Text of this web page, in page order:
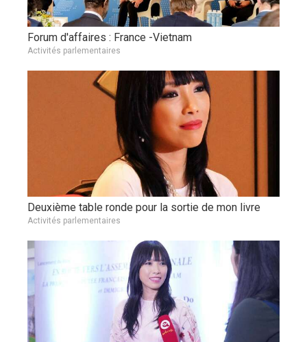
Forum d'affaires : France -Vietnam
Activités parlementaires
Deuxième table ronde pour la sortie de mon livre
Activités parlementaires